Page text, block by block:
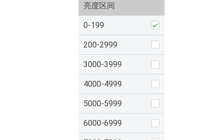
亮度区间
0-199
200-2999
3000-3999
4000-4999
5000-5999
6000-6999